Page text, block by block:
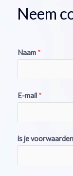
Neem
Naam *
E-mail *
is je voorwaarden